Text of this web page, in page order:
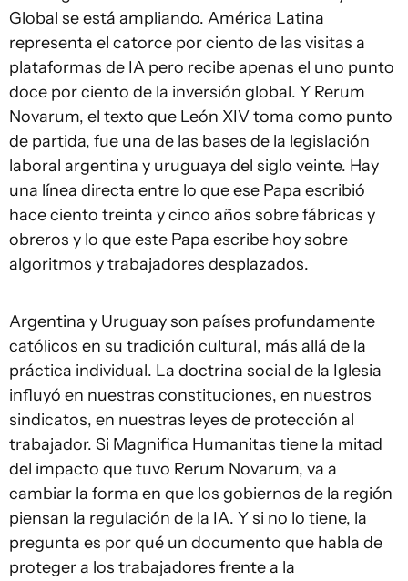
Global se está ampliando. América Latina
representa el catorce por ciento de las visitas a
plataformas de IA pero recibe apenas el uno punto
doce por ciento de la inversión global. Y Rerum
Novarum, el texto que León XIV toma como punto
de partida, fue una de las bases de la legislación
laboral argentina y uruguaya del siglo veinte. Hay
una línea directa entre lo que ese Papa escribió
hace ciento treinta y cinco años sobre fábricas y
obreros y lo que este Papa escribe hoy sobre
algoritmos y trabajadores desplazados.
Argentina y Uruguay son países profundamente
católicos en su tradición cultural, más allá de la
práctica individual. La doctrina social de la Iglesia
influyó en nuestras constituciones, en nuestros
sindicatos, en nuestras leyes de protección al
trabajador. Si Magnifica Humanitas tiene la mitad
del impacto que tuvo Rerum Novarum, va a
cambiar la forma en que los gobiernos de la región
piensan la regulación de la IA. Y si no lo tiene, la
pregunta es por qué un documento que habla de
proteger a los trabajadores frente a la